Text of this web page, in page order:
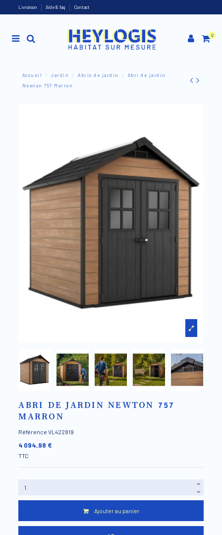
Livraison Aide & faq Contact
0
Accueil Jardin Abris de jardin
Abri de jardin
Newton 757 Marron
ABRI DE JARDIN NEWTON 757
MARRON
Référence VL422819
4 094,98 €
TTC
Ajouter au panier